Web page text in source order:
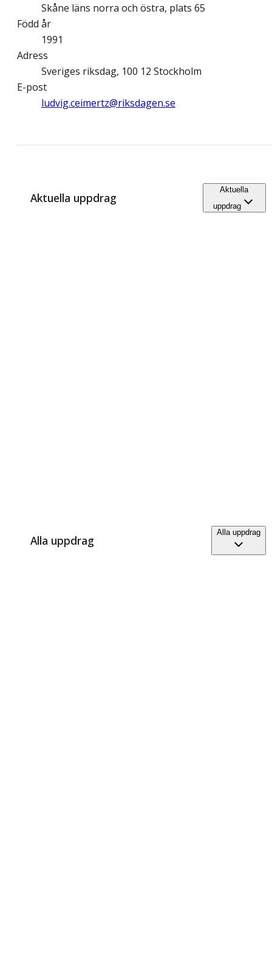
Skåne läns norra och östra, plats 65
Född år
1991
Adress
Sveriges riksdag, 100 12 Stockholm
E-post
ludvig.ceimertz@­riksdagen.se
Aktuella uppdrag
Aktuella
uppdrag
Alla uppdrag
Alla uppdrag